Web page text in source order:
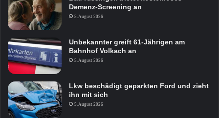
Demenz-Screening an
5. August 2026
Unbekannter greift 61-Jährigen am
Bahnhof Volkach an
5. August 2026
Lkw beschädigt geparkten Ford und zieht
ihn mit sich
5. August 2026